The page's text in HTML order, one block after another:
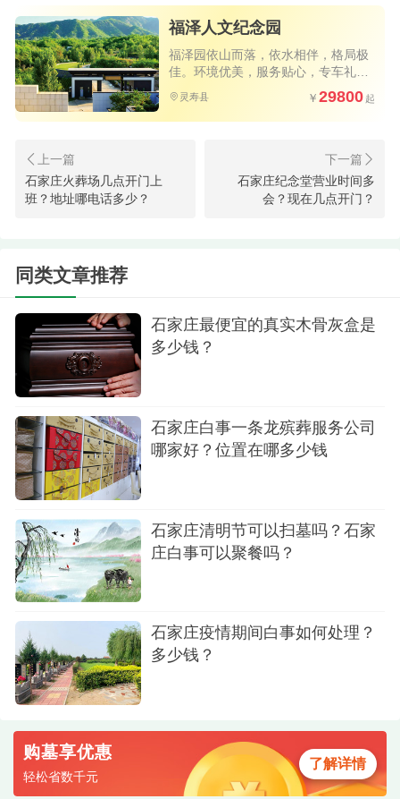
3.办理存、取骨灰及祭奠先人等业务的家属，每
户最多可进入5人，进入家属须正确佩戴口罩，主动
出示绿色健康码及行程码，经检测体温正常者，方
可入内。
简朴套餐：适合家人参加的告别仪式￥4800
介绍了，因为那两个是针对20人以上，40人以上办
理的。疫情期间，可能不允许那么多人。
以上就是石家庄办丧事规定及白事价格相关介
绍，更详细你可以咨询400-0970680
福泽人文纪念园
福泽园依山而落，依水相伴，格局极
佳。环境优美，服务贴心，专车礼
灵寿县 29800
石家庄火葬场几点开门上
班？地址哪电话多少？
石家庄纪念堂营业时间多
会？现在几点开门？
同类文章推荐
石家庄最便宜的真实木骨灰盒是
多少钱？
石家庄白事一条龙殡葬服务公司
哪家好？位置在哪多少钱
石家庄清明节可以扫墓吗？石家
庄白事可以聚餐吗？
石家庄疫情期间白事如何处理？
多少钱？
购墓享优惠
轻松省数千元
了解详情